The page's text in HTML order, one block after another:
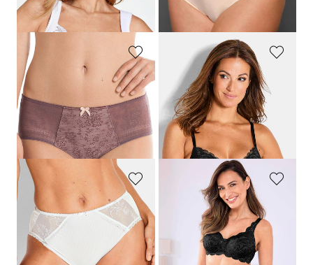
Laagste prijs van de afgelopen 30
dagen**: 25,95 €
ROSA FAIA
Corrigerende tailleslip met kanten inzet
29,95 €
SPEIDEL
BH zonder beugels met kant
41,96 €69,95 €
Laagste prijs van de afgelopen 30
dagen**: 48,97 €
(-14%)
CONTURELLE
Tailleslip met kanten inzet
26,97 € 44,95 €
Laagste prijs van de afgelopen 30
Tailleslip met kant
17,95 €
Laagste prijs van de afgelopen 30